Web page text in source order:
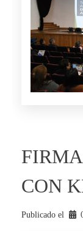
CON
Publicado el